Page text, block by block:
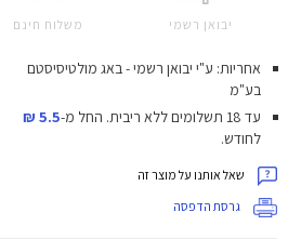
יבואן רשמי משלוח חינם
אחריות: ע"י יבואן רשמי - באג מולטיסיסטם
בע"מ
עד 18 תשלומים ללא ריבית.
החל מ-5.5 ₪
לחודש.
שאל אותנו על מוצר זה
גרסת הדפסה